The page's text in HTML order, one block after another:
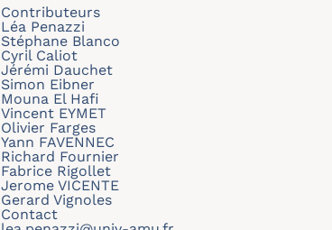
Contributeurs
Léa Penazzi
Stéphane Blanco
Cyril Caliot
Jérémi Dauchet
Simon Eibner
Mouna El Hafi
Vincent EYMET
Olivier Farges
Yann FAVENNEC
Richard Fournier
Fabrice Rigollet
Jerome VICENTE
Gerard Vignoles
Contact